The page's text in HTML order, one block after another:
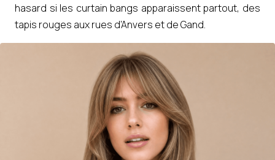
hasard si les curtain bangs apparaissent partout, des
tapis rouges aux rues d’Anvers et de Gand.